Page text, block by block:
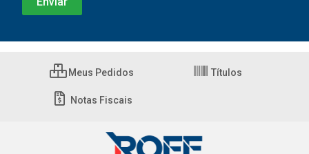
Meus Pedidos Títulos
Notas Fiscais